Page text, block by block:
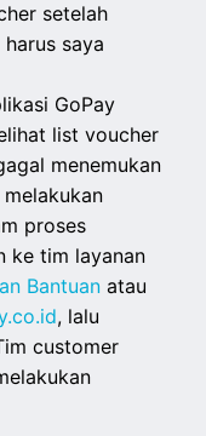
setelah
saya
GoPay
list voucher
menemukan
proses
ke tim layanan
Bantuan atau
, lalu
customer